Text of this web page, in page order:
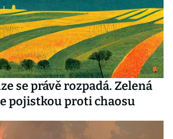
se právě rozpadá. Zelená
pojistkou proti chaosu